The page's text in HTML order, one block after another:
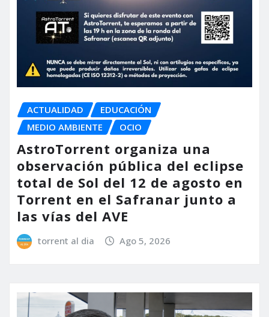
ACTUALIDAD
EDUCACIÓN
MEDIO AMBIENTE
OCIO
AstroTorrent organiza una
observación pública del eclipse
total de Sol del 12 de agosto en
Torrent en el Safranar junto a
las vías del AVE
torrent al dia Ago 5, 2026